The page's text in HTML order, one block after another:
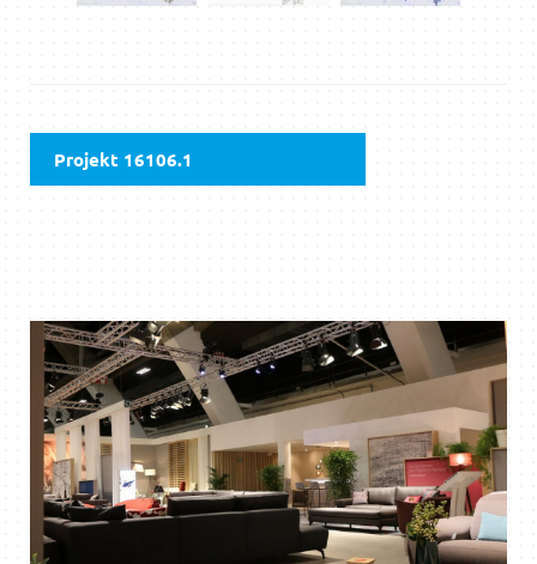
Projekt 16106.1